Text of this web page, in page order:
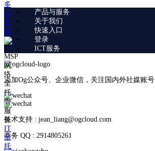
多
云
互
联
MSP
网
络
全
托
管
服
务
IT
全
托
产品与服务
关于我们
快速入口
登录
ICT服务
添加Og公众号、企业微信，关注国内外社媒账号
技术支持 : jean_liang@ogcloud.com
商务 QQ : 2914805261